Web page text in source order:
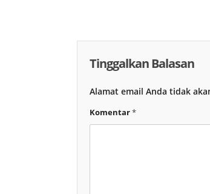
Tinggalkan Balasan
Alamat email Anda tidak
Komentar*